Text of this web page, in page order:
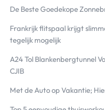
De Beste Goedekope
Frankrijk flitspaal krijgt
tegelijk mogelijk
A24 Tol Blankenbergtunnel
CJIB
Met de Auto op Vakantie;